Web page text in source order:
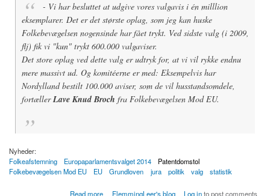
- Vi har besluttet at udgive vores valgavis i én milllion
eksemplarer. Det er det største oplag, som jeg kan huske
Folkebevægelsen nogensinde har fået trykt. Ved sidste valg (i 2009,
flj) fik vi "kun" trykt 600.000 valgaviser.
Det store oplag ved dette valg er udtryk for, at vi vil rykke endnu
mere massivt ud. Og komitéerne er med: Eksempelvis har
Nordylland bestilt 100.000 aviser, som de vil husstandsomdele,
fortællerLave Knud Broch fra Folkebevægelsen Mod EU.
Nyheder:
Folkeafstemning
Europaparlamentsvalget 2014
Patentdomstol
Folkebevægelsen Mod EU
EU Grundloven jura politik valg statistik
Read more
about Folkebevægelsen Mod EU til uddele 1 million aviser i 2014
FlemmingLeer's blog Log into post comments